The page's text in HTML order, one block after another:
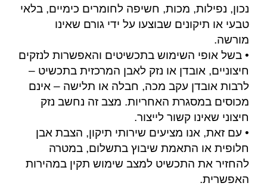
נכון, נפילות, מכות, חשיפה לחומרים כימיים, בלאי
טבעי או תיקונים שבוצעו על ידי גורם שאינו
מורשה.
• בשל אופי השימוש בתכשיטים והאפשרות לנזקים
חיצוניים, אובדן או נזק לאבן המרכזית בתכשיט –
לרבות אובדן עקב מכה, חבלה או תלישה – אינם
מכוסים במסגרת האחריות. מצב זה נחשב נזק
חיצוני שאינו קשור לייצור.
• עם זאת, אנו מציעים שירותי תיקון, הצבת אבן
חלופית או התאמת שיבוץ בתשלום, במטרה
להחזיר את התכשיט למצב שימוש תקין במהירות
האפשרית.